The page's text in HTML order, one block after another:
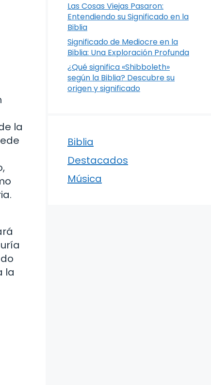
la
la
Las Cosas Viejas Pasaron:
Entendiendo su Significado en la
Biblia
Significado de Mediocre en la
Biblia: Una Exploración Profunda
¿Qué significa «Shibboleth»
según la Biblia? Descubre su
origen y significado
Biblia
Destacados
Música